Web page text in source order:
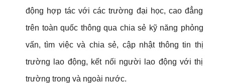
động hợp tác với các trường đại học, cao đẳng
trên toàn quốc thông qua chia sẻ kỹ năng phỏng
vấn, tìm việc và chia sẻ, cập nhật thông tin thị
trường lao động, kết nối người lao động với thị
trường trong và ngoài nước.